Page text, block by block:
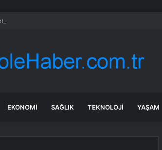
Parti Açıklamasına Tepki: Bu Arkadaşlarımız Koltukçu
EKONOMI SAĞLIK TEKNOLOJI YAŞAM